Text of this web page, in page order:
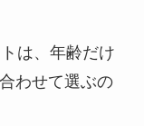
は、年齢だけ
わせて選ぶの